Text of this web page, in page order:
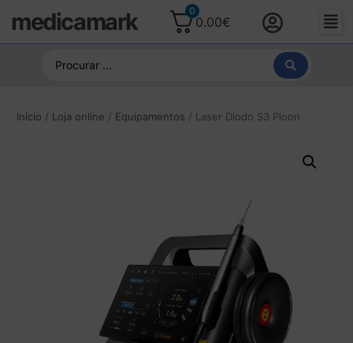
medicamark 0
0.00€
Início / Loja online / Equipamentos / Laser Diodo S3 Pioon